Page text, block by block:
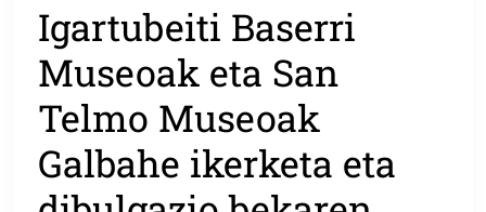
Igartubeiti Baserri
Museoak eta San
Telmo Museoak
Galbahe ikerketa eta